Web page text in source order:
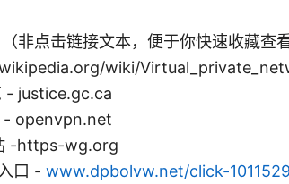
非点击链接文本，便于你快速收藏查看
wiki/
- justice.gc.ca
- openvpn.net
-https-wg.org
口 - www.dpbolvw.net/click-